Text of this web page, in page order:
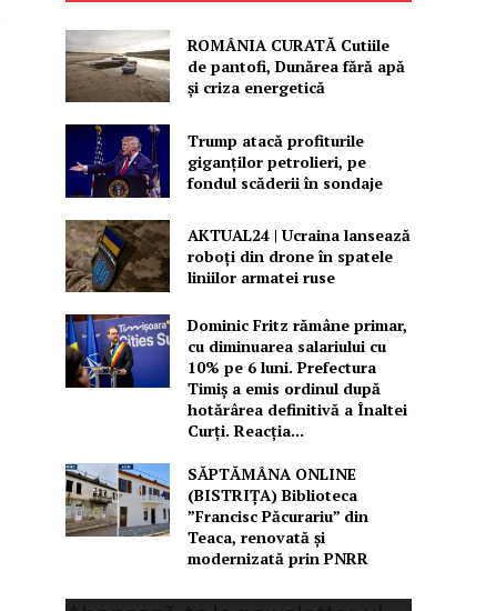
ROMÂNIA CURATĂ Cutiile
de pantofi, Dunărea fără apă
și criza energetică
Trump atacă profiturile
giganților petrolieri, pe
fondul scăderii în sondaje
AKTUAL24 | Ucraina lansează
roboți din drone în spatele
liniilor armatei ruse
Dominic Fritz rămâne primar,
cu diminuarea salariului cu
10% pe 6 luni. Prefectura
Timiș a emis ordinul după
hotărârea definitivă a Înaltei
Curți. Reacția...
SĂPTĂMÂNA ONLINE
(BISTRIȚA) Biblioteca
”Francisc Păcurariu” din
Teaca, renovată și
modernizată prin PNRR